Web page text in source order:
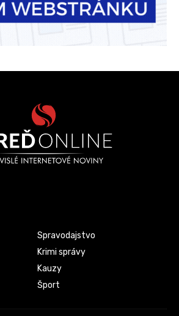
Spravodajstvo
Krimi správy
Kauzy
Šport